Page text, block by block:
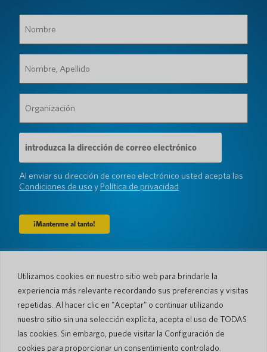
Utilizamos cookies en nuestro sitio web para brindarle la
experiencia más relevante recordando sus preferencias y visitas
repetidas. Al hacer clic en "Aceptar" o continuar utilizando
nuestro sitio sin una selección explícita, acepta el uso de TODAS
las cookies. Sin embargo, puede visitar la Configuración de
cookies para proporcionar un consentimiento controlado.
(Requerido)
Apellido
(Requerido)
(Requerido)
Dirección
de
correo
electrónico
(Requerido)
Al enviar su dirección de correo electrónico usted acepta las
Condiciones de uso y Política de privacidad
Compañía
Sobre nosotros
Idiomas y Países
Blog
Sala de prensa
#AllSpokenHere
Apoyo